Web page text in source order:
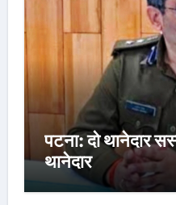
पटना: दो थानेदार
थानेदार